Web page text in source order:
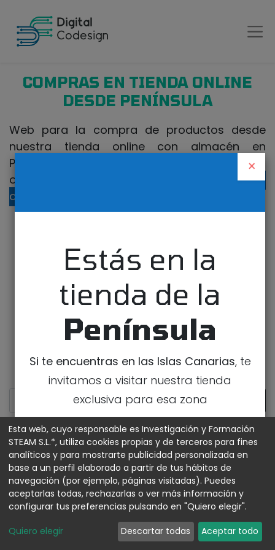
COMPRAS EN TIENDA ONLINE
DESDE PENÍNSULA
×
Estás en la
tienda de la
Península
Si te encuentras en las Islas Canarias, te
invitamos a visitar nuestra tienda
exclusiva para esa zona
IR A LA TIENDA DE CANARIAS
Web para la compra de productos desde
nuestra tienda online con almacén en
Península. Si realiza la compra desde Canarias
o fuera de España, visite nuestra
tienda
online para Canarias
1 2
MOSTRAR CATEGORÍAS
Raspberry Pi
Esta web, cuyo responsable es Investigación y Formación
STEAM S.L.*, utiliza cookies propias y de terceros para fines
analíticos y para mostrarte publicidad personalizada en
base a un perfil elaborado a partir de tus hábitos de
navegación (por ejemplo, páginas visitadas). Puedes
aceptarlas todas, rechazarlas o ver más información y
configurar tus preferencias pulsando en "Quiero elegir".
Quiero elegir Descartar todas Aceptar todo